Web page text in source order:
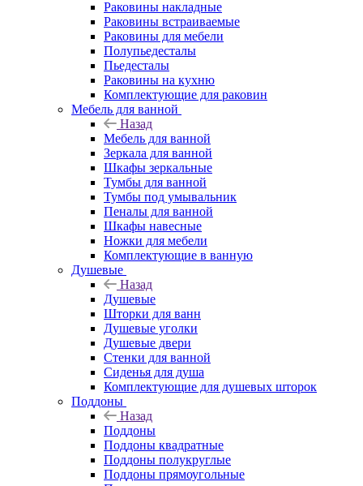
Раковины накладные
Раковины встраиваемые
Раковины для мебели
Полупьедесталы
Пьедесталы
Раковины на кухню
Комплектующие для раковин
Мебель для ванной
Назад
Мебель для ванной
Зеркала для ванной
Шкафы зеркальные
Тумбы для ванной
Тумбы под умывальник
Пеналы для ванной
Шкафы навесные
Ножки для мебели
Комплектующие в ванную
Душевые
Назад
Душевые
Шторки для ванн
Душевые уголки
Душевые двери
Стенки для ванной
Сиденья для душа
Комплектующие для душевых шторок
Поддоны
Назад
Поддоны
Поддоны квадратные
Поддоны полукруглые
Поддоны прямоугольные